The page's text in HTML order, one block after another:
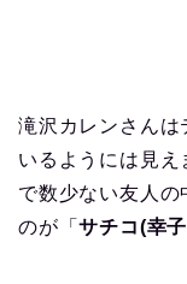
滝沢カレンさんは
いるようには見
で数少ない友人の
のが「サチコ(幸